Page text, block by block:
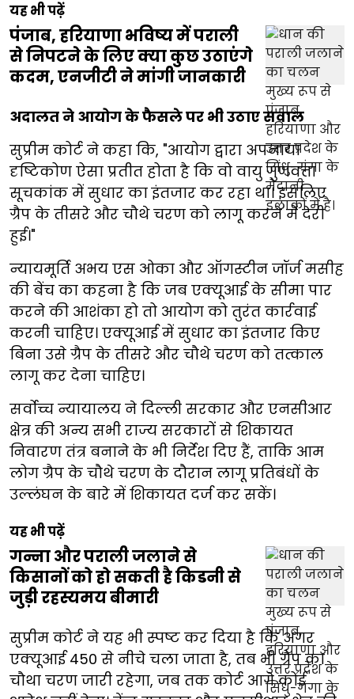
यह भी पढ़ें
पंजाब, हरियाणा भविष्य में पराली
से निपटने के लिए क्या कुछ उठाएंगे
कदम, एनजीटी ने मांगी जानकारी
अदालत ने आयोग के फैसले पर भी उठाए सवाल
सुप्रीम कोर्ट ने कहा कि, "आयोग द्वारा अपनाया
दृष्टिकोण ऐसा प्रतीत होता है कि वो वायु गुणवत्ता
सूचकांक में सुधार का इंतजार कर रहा था। इसलिए
ग्रैप के तीसरे और चौथे चरण को लागू करने में देरी
हुई।"
न्यायमूर्ति अभय एस ओका और ऑगस्टीन जॉर्ज मसीह
की बेंच का कहना है कि जब एक्यूआई के सीमा पार
करने की आशंका हो तो आयोग को तुरंत कार्रवाई
करनी चाहिए। एक्यूआई में सुधार का इंतजार किए
बिना उसे ग्रैप के तीसरे और चौथे चरण को तत्काल
लागू कर देना चाहिए।
सर्वोच्च न्यायालय ने दिल्ली सरकार और एनसीआर
क्षेत्र की अन्य सभी राज्य सरकारों से शिकायत
निवारण तंत्र बनाने के भी निर्देश दिए हैं, ताकि आम
लोग ग्रैप के चौथे चरण के दौरान लागू प्रतिबंधों के
उल्लंघन के बारे में शिकायत दर्ज कर सकें।
यह भी पढ़ें
गन्ना और पराली जलाने से
किसानों को हो सकती है किडनी से
जुड़ी रहस्यमय बीमारी
सुप्रीम कोर्ट ने यह भी स्पष्ट कर दिया है कि अगर
एक्यूआई 450 से नीचे चला जाता है, तब भी ग्रैप का
चौथा चरण जारी रहेगा, जब तक कोर्ट आगे कोई